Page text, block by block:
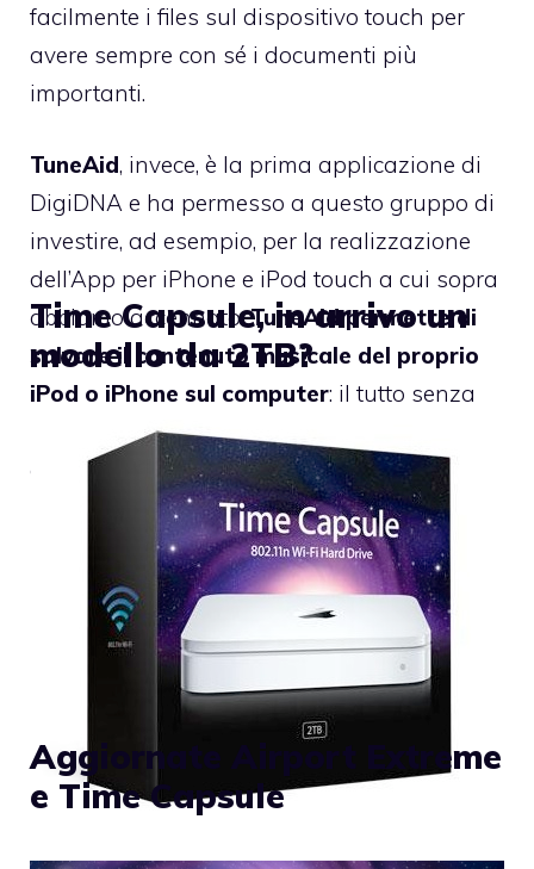
facilmente i files sul dispositivo touch per
avere sempre con sé i documenti più
importanti.
TuneAid, invece, è la prima applicazione di
DigiDNA e ha permesso a questo gruppo di
investire, ad esempio, per la realizzazione
dell’App per iPhone e iPod touch a cui sopra
abbiamo accennato.TuneAid permette di
salvare il contenuto musicale del proprio
iPod o iPhone sul computer: il tutto senza
passare da iTunes. Interessantissima utility
che proposta a circa 6 euro (7.95 Dollari)
non può mancare all’interno del nostro Mac.
Time Capsule, in arrivo un
modello da 2TB?
Aggiornate Airport Extreme
e Time Capsule